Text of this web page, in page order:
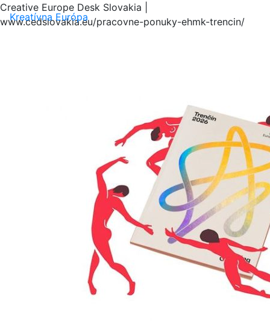
Creative Europe Desk Slovakia |
www.cedslovakia.eu/pracovne-ponuky-ehmk-trencin/
Kreatívna Európa